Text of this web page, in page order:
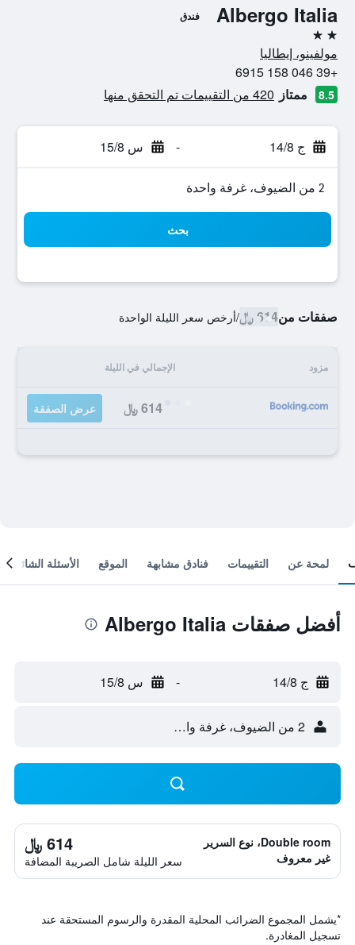
Albergo Italia فندق
2 نجمتين
مولفينو، إيطاليا
+39 046 158 6915
8.5 ممتاز 420 من التقييمات تم التحقق منها
ج 14/8 - س 15/8
2 من الضيوف، غرفة واحدة
بحث
صفقات من614 ﷼ /أرخص سعر الليلة الواحدة
مزود الإجمالي في الليلة
614 ﷼ عرض الصفقة
لمحة عن التقييمات فنادق مشابهة الموقع الأسئلة الشائعة
أفضل صفقات Albergo Italia
ج 14/8 - س 15/8
2 من الضيوف، غرفة واحدة
Double room، نوع السرير
غير معروف
614 ﷼
سعر الليلة شامل الصريبة المضافة
*يشمل المجموع الضرائب المحلية المقدرة والرسوم المستحقة عند
تسجيل المغادرة.